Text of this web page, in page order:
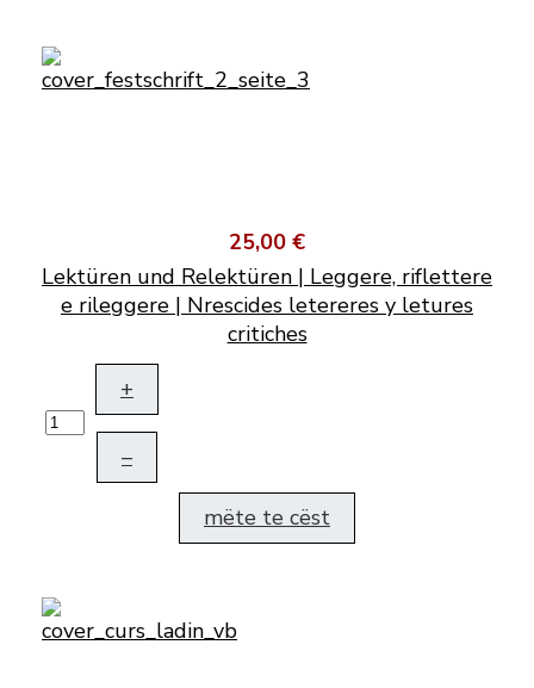
25,00 €
Lektüren und Relektüren | Leggere, riflettere
e rileggere | Nrescides letereres y letures
critiches
+
–
mëte te cëst